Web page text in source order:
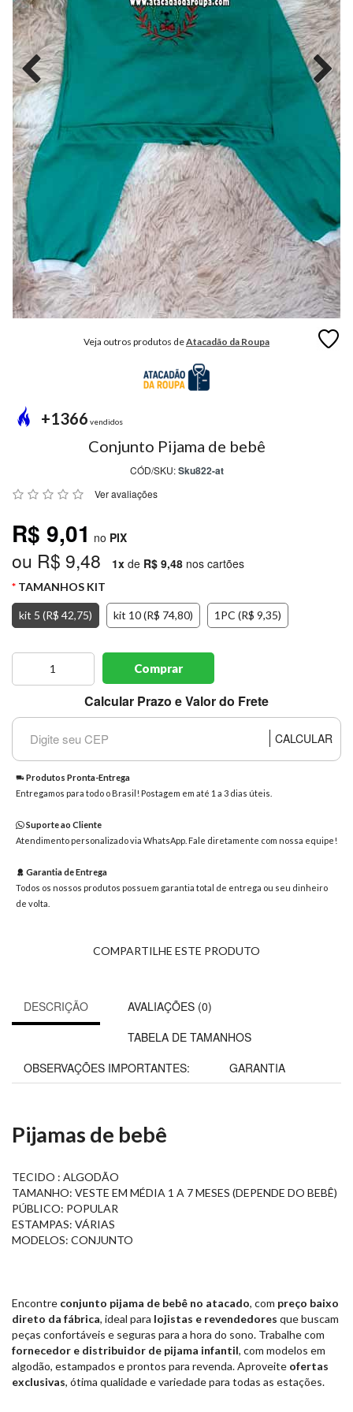
MODA
FITNESS
MODA
GRIFE
MODA
INFANTIL
MODA
INTIMA
MODA
INVERNO
MODA
MASCULINA
MODA
PLUS
PREÇO
ÚNICO
PROMOÇÕES
MARCAS
CENTRAL
Chat
Envie-
nos uma
Veja outros produtos deAtacadão da Roupa
+1366 vendidos
Conjunto Pijama de bebê
CÓD/SKU:Sku822-at
Ver avaliações
R$ 9,01 no PIX
ou R$ 9,48 1x de R$ 9,48 nos cartões
TAMANHOS KIT
kit 5 (R$ 42,75) kit 10 (R$ 74,80) 1PC (R$ 9,35)
Comprar
Calcular Prazo e Valor do Frete
CALCULAR
Produtos Pronta-Entrega
Entregamos para todo o Brasil! Postagem em até 1 a 3 dias úteis.
Suporte ao Cliente
Atendimento personalizado via WhatsApp. Fale diretamente com nossa equipe!
Garantia de Entrega
Todos os nossos produtos possuem garantia total de entrega ou seu dinheiro
de volta.
COMPARTILHE ESTE PRODUTO
DESCRIÇÃO
AVALIAÇÕES (0)
TABELA DE TAMANHOS
OBSERVAÇÕES IMPORTANTES:
GARANTIA
Pijamas de bebê
TECIDO : ALGODÃO
TAMANHO: VESTE EM MÉDIA 1 A 7 MESES (DEPENDE DO BEBÊ)
PÚBLICO: POPULAR
ESTAMPAS: VÁRIAS
MODELOS: CONJUNTO
Encontre conjunto pijama de bebê no atacado, com preço baixo
direto da fábrica, ideal para lojistas e revendedores que buscam
peças confortáveis e seguras para a hora do sono. Trabalhe com
fornecedor e distribuidor de pijama infantil, com modelos em
algodão, estampados e prontos para revenda. Aproveite ofertas
exclusivas, ótima qualidade e variedade para todas as estações.